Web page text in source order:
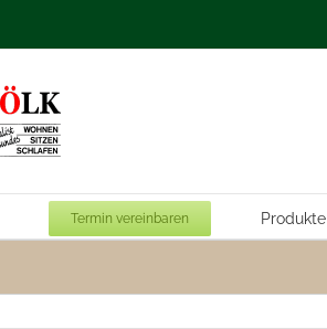
Termin vereinbaren Produkte